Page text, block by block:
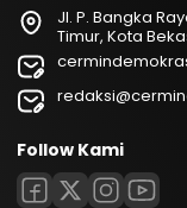
Jl. P. Bangka
Timur, Kota
Follow Kami